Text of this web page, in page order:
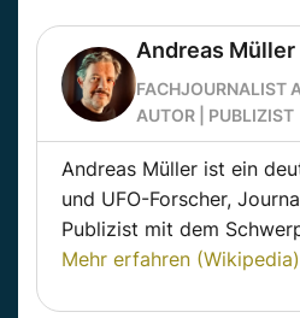
Andreas Müller
FACHJOURNALIST
AUTOR | PUBLIZIST
Andreas Müller ist ein
und UFO-Forscher,
Publizist mit dem
Mehr erfahren (Wikipedia)